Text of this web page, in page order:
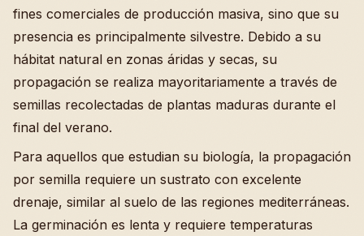
fines comerciales de producción masiva, sino que su
presencia es principalmente silvestre. Debido a su
hábitat natural en zonas áridas y secas, su
propagación se realiza mayoritariamente a través de
semillas recolectadas de plantas maduras durante el
final del verano.
Para aquellos que estudian su biología, la propagación
por semilla requiere un sustrato con excelente
drenaje, similar al suelo de las regiones mediterráneas.
La germinación es lenta y requiere temperaturas